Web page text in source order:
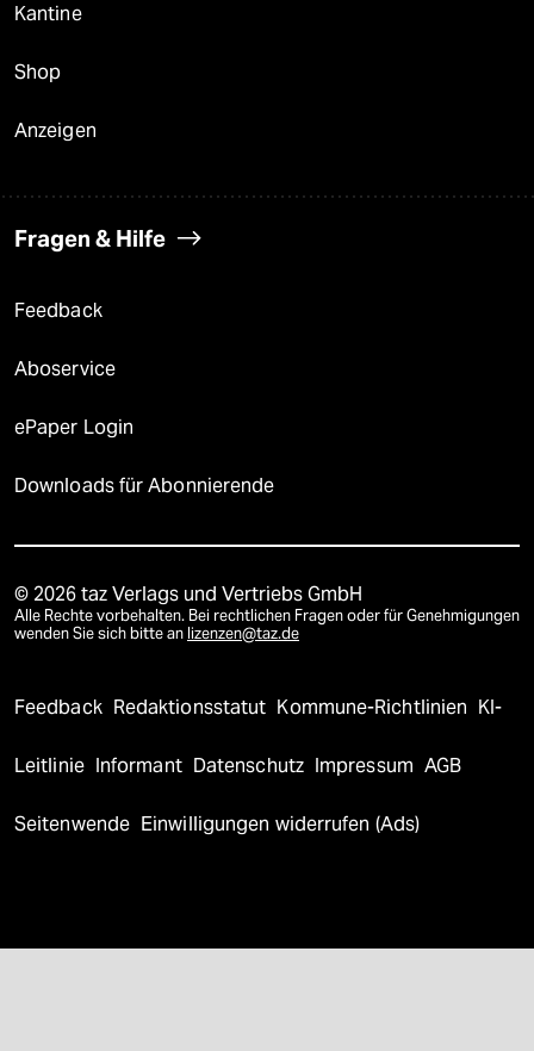
Kantine
Shop
Anzeigen
Fragen & Hilfe
Feedback
Aboservice
ePaper Login
Downloads für Abonnierende
© 2026 taz Verlags und Vertriebs GmbH
Alle Rechte vorbehalten. Bei rechtlichen Fragen oder für Genehmigungen
wenden Sie sich bitte an lizenzen@taz.de
Feedback Redaktionsstatut Kommune-Richtlinien KI-
Leitlinie Informant Datenschutz Impressum AGB
Seitenwende Einwilligungen widerrufen (Ads)